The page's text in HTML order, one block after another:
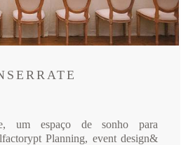
um espaço de sonho para
Planning, event design&